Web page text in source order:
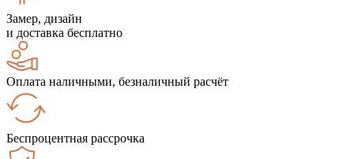
Замер, дизайн
и доставка бесплатно
Оплата наличными, безналичный расчёт
Беспроцентная рассрочка